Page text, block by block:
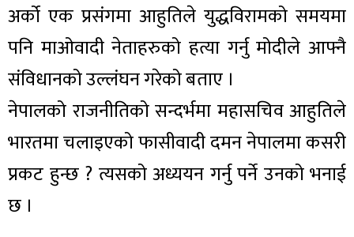
अर्को एक प्रसंगमा आहुतिले युद्धविरामको समयमा
पनि माओवादी नेताहरुको हत्या गर्नु मोदीले आफ्नै
संविधानको उल्लंघन गरेको बताए ।
नेपालको राजनीतिको सन्दर्भमा महासचिव आहुतिले
भारतमा चलाइएको फासीवादी दमन नेपालमा कसरी
प्रकट हुन्छ ? त्यसको अध्ययन गर्नु पर्ने उनको भनाई
छ ।